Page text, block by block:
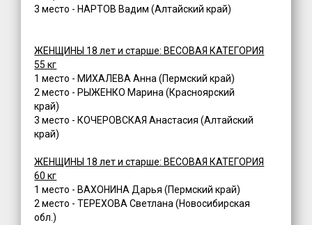
3 место - НАРТОВ Вадим (Алтайский край)
ЖЕНЩИНЫ 18 лет и старше: ВЕСОВАЯ КАТЕГОРИЯ
55 кг
1 место - МИХАЛЕВА Анна (Пермский край)
2 место - РЫЖЕНКО Марина (Красноярский
край)
3 место - КОЧЕРОВСКАЯ Анастасия (Алтайский
край)
ЖЕНЩИНЫ 18 лет и старше: ВЕСОВАЯ КАТЕГОРИЯ
60 кг
1 место - ВАХОНИНА Дарья (Пермский край)
2 место - ТЕРЕХОВА Светлана (Новосибирская
обл.)